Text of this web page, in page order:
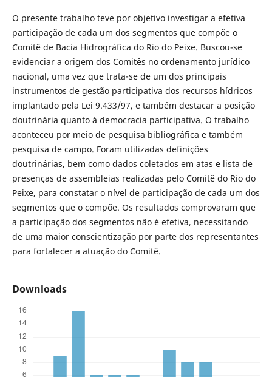
O presente trabalho teve por objetivo investigar a efetiva
participação de cada um dos segmentos que compõe o
Comitê de Bacia Hidrográfica do Rio do Peixe. Buscou-se
evidenciar a origem dos Comitês no ordenamento jurídico
nacional, uma vez que trata-se de um dos principais
instrumentos de gestão participativa dos recursos hídricos
implantado pela Lei 9.433/97, e também destacar a posição
doutrinária quanto à democracia participativa. O trabalho
aconteceu por meio de pesquisa bibliográfica e também
pesquisa de campo. Foram utilizadas definições
doutrinárias, bem como dados coletados em atas e lista de
presenças de assembleias realizadas pelo Comitê do Rio do
Peixe, para constatar o nível de participação de cada um dos
segmentos que o compõe. Os resultados comprovaram que
a participação dos segmentos não é efetiva, necessitando
de uma maior conscientização por parte dos representantes
para fortalecer a atuação do Comitê.
Downloads